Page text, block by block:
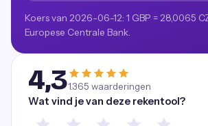
Koers van 2026-06-12: 1 GBP = 28,0065
Europese Centrale Bank.
4,31.365 waarderingen
Wat vind je van deze rekentool?